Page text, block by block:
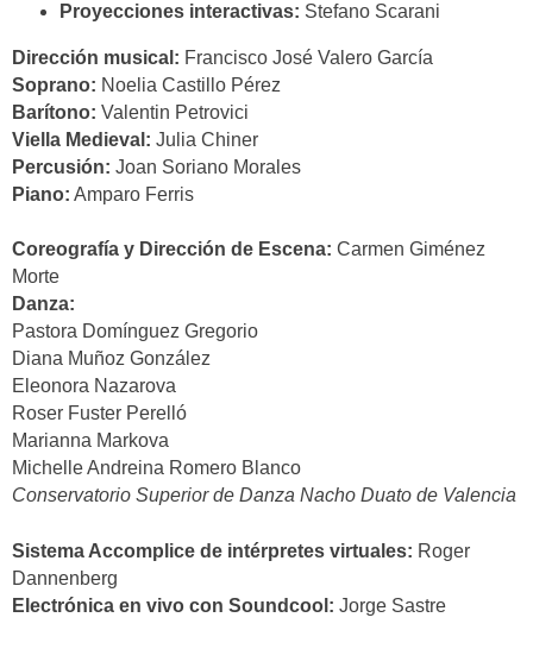
Proyecciones interactivas: Stefano Scarani
Dirección musical: Francisco José Valero García
Soprano: Noelia Castillo Pérez
Barítono: Valentin Petrovici
Viella Medieval: Julia Chiner
Percusión: Joan Soriano Morales
Piano: Amparo Ferris
Coreografía y Dirección de Escena: Carmen Giménez
Morte
Danza:
Pastora Domínguez Gregorio
Diana Muñoz González
Eleonora Nazarova
Roser Fuster Perelló
Marianna Markova
Michelle Andreina Romero Blanco
Conservatorio Superior de Danza Nacho Duato de Valencia
Sistema Accomplice de intérpretes virtuales: Roger
Dannenberg
Electrónica en vivo con Soundcool: Jorge Sastre